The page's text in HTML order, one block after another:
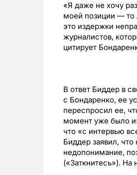
«Я даже не хочу
моей позиции — то
это издержки
журналистов,
цитирует
В ответ Биддер в
с Бондаренко, ее
переспросил ее,
момент уже было
что «с интервью
Биддер заявил,
недопонимание,
(«Заткнитесь»).